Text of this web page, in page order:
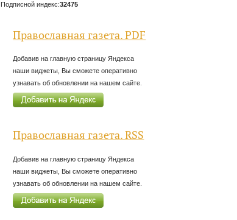
Подписной индекс:32475
Православная газета. PDF
Добавив на главную страницу Яндекса
наши виджеты, Вы сможете оперативно
узнавать об обновлении на нашем сайте.
Православная газета. RSS
Добавив на главную страницу Яндекса
наши виджеты, Вы сможете оперативно
узнавать об обновлении на нашем сайте.